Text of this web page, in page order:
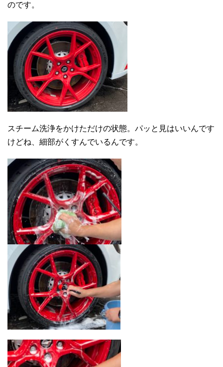
のです。
スチーム洗浄をかけただけの状態。パッと見はいいんです
けどね、細部がくすんでいるんです。